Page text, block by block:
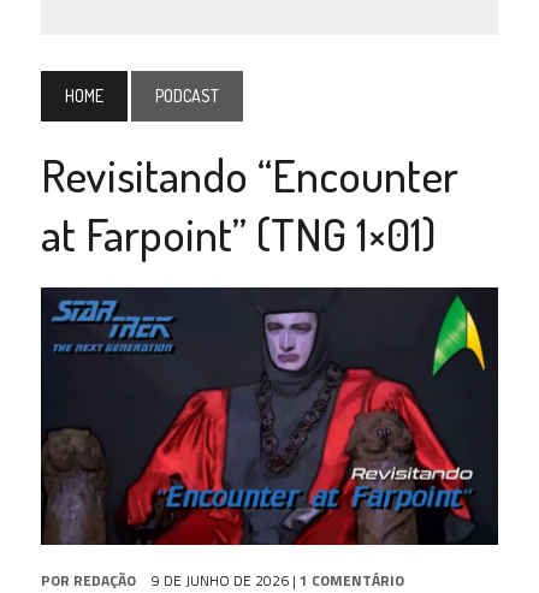
HOME PODCAST
Revisitando “Encounter
at Farpoint” (TNG 1×01)
POR REDAÇÃO 9 DE JUNHO DE 2026| 1 COMENTÁRIO